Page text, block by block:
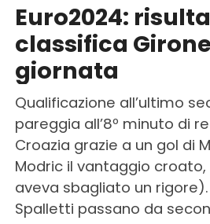
Euro2024:
classifica
giornata
Qualificazione all’ultimo
pareggia all’8º minuto di
Croazia grazie a un gol di
Modric il vantaggio
aveva sbagliato un rigore).
Spalletti passano da